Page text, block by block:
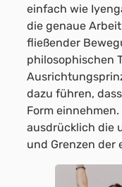
einfach wie
die genaue
fließender
philosophischen
dazu führen,
Form
ausdrücklich die
und Grenzen der